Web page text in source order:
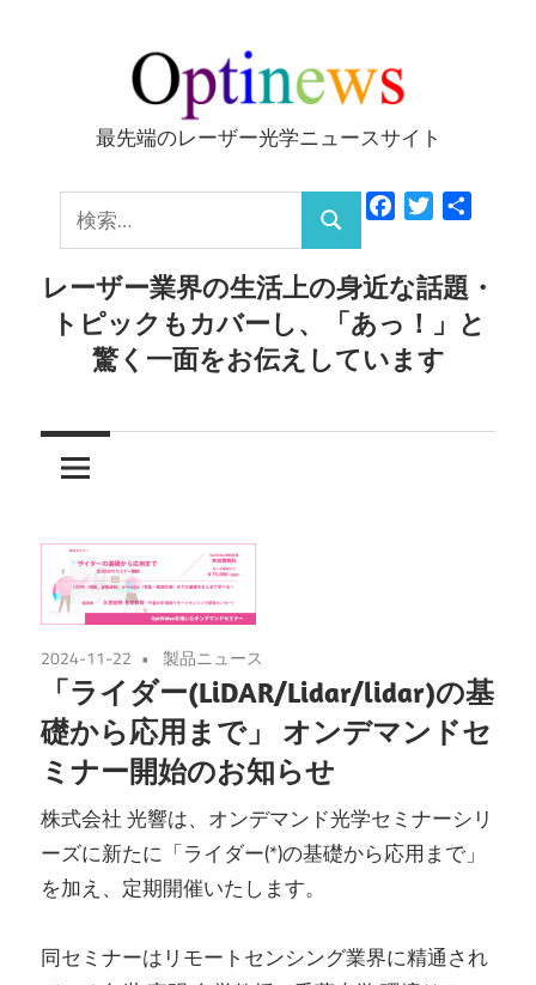
ッ
Optinews
最先端のレーザー光学ニュースサイト
索:
検
索
FacebookTwitter
レーザー業界の生活上の身近な話題・
トピックもカバーし、「あっ！」と
驚く一面をお伝えしています
2024-11-22 製品ニュース
「ライダー(LiDAR/Lidar/lidar)の基
礎から応用まで」 オンデマンドセ
ミナー開始のお知らせ
株式会社 光響は、オンデマンド光学セミナーシリ
ーズに新たに「ライダー(*)の基礎から応用まで」
を加え、定期開催いたします。
同セミナーはリモートセンシング業界に精通され